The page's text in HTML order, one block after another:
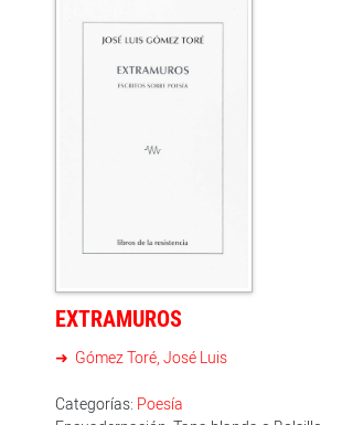
EXTRAMUROS
Gómez Toré, José Luis
Categorías: Poesía